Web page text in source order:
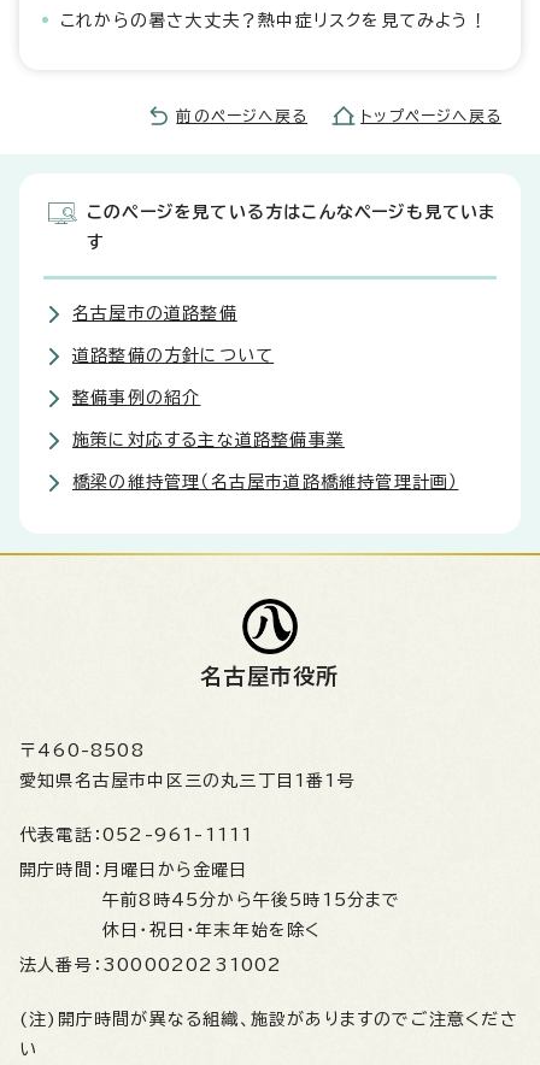
これからの暑さ大丈夫？熱中症リスクを見てみよう！
前のページへ戻る トップページへ戻る
このページを見ている方はこんなページも見ていま
す
名古屋市の道路整備
道路整備の方針について
整備事例の紹介
施策に対応する主な道路整備事業
橋梁の維持管理（名古屋市道路橋維持管理計画）
名古屋市役所
〒460-8508
愛知県名古屋市中区三の丸三丁目1番1号
代表電話： 052-961-1111
開庁時間： 月曜日から金曜日
午前8時45分から午後5時15分まで
休日・祝日・年末年始を除く
法人番号： 3000020231002
(注)開庁時間が異なる組織、施設がありますのでご注意くださ
い